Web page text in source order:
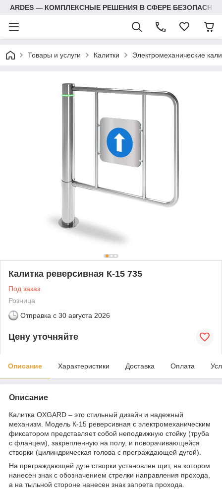
ARDES — КОМПЛЕКСНЫЕ РЕШЕНИЯ В СФЕРЕ
Товары и услуги Калитки Электромеханические
Калитка реверсивная К-15 735
Под заказ
Розница
Отправка с 30 августа 2026
Цену уточняйте
Описание Характеристики Доставка Оплата
Описание
Калитка OXGARD – это стильный дизайн и надежный
механизм. Модель К-15 реверсивная с электромеханическим
фиксатором представляет собой неподвижную стойку (труба
с фланцем), закрепленную на полу, и поворачивающейся
створки (цилиндрическая голова с преграждающей дугой).
На преграждающей дуге створки установлен щит, на котором
нанесен знак с обозначением стрелки направления прохода,
а на тыльной стороне нанесен знак запрета прохода.